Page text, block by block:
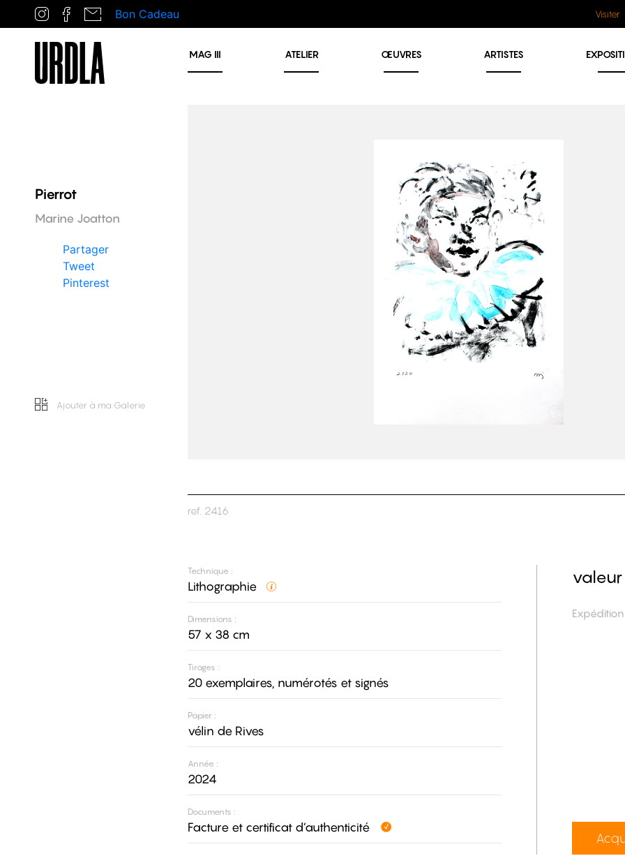
Bon Cadeau Visiter
MAG III ATELIER ŒUVRES ARTISTES
Pierrot
Marine Joatton
Partager
Tweet
Pinterest
Ajouter à ma Galerie
ref. 2416
Technique :
Lithographie
Dimensions :
57 x 38 cm
Tirages :
20 exemplaires, numérotés et signés
Papier :
vélin de Rives
Année :
2024
Documents :
Facture et certificat d’authenticité
valeur